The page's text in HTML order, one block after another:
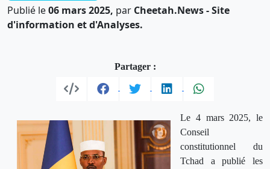
Publié le06 mars 2025, par Cheetah.News - Site
d'information et d'Analyses.
Partager :
Le 4 mars 2025, le
Conseil
constitutionnel du
Tchad a publié les